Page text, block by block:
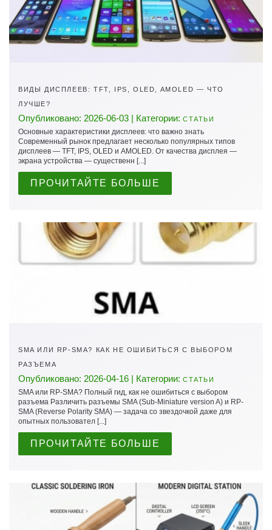
ВИДЫ ДИСПЛЕЕВ: TFT, IPS, OLED, AMOLED — ЧТО
ЛУЧШЕ?
Опубликовано: 2026-06-03 | Категории: СТАТЬИ
Основные характеристики дисплеев: что важно знать
Современный рынок предлагает несколько популярных типов
дисплеев — TFT, IPS, OLED и AMOLED. От качества дисплея —
экрана устройства — существенн [...]
ПРОЧИТАЙТЕ БОЛЬШЕ
SMA ИЛИ RP-SMA? КАК НЕ ОШИБИТЬСЯ С ВЫБОРОМ
РАЗЪЕМА
Опубликовано: 2026-04-16 | Категории: СТАТЬИ
SMA или RP-SMA? Полный гид, как не ошибиться с выбором
разъема Различить разъемы SMA (Sub-Miniature version A) и RP-
SMA (Reverse Polarity SMA) — задача со звездочкой даже для
опытных пользовател [...]
ПРОЧИТАЙТЕ БОЛЬШЕ